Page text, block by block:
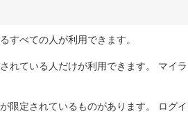
すべての人が利用できます。
れている人だけが利用できます。 マイ
限定されているものがあります。 ログ